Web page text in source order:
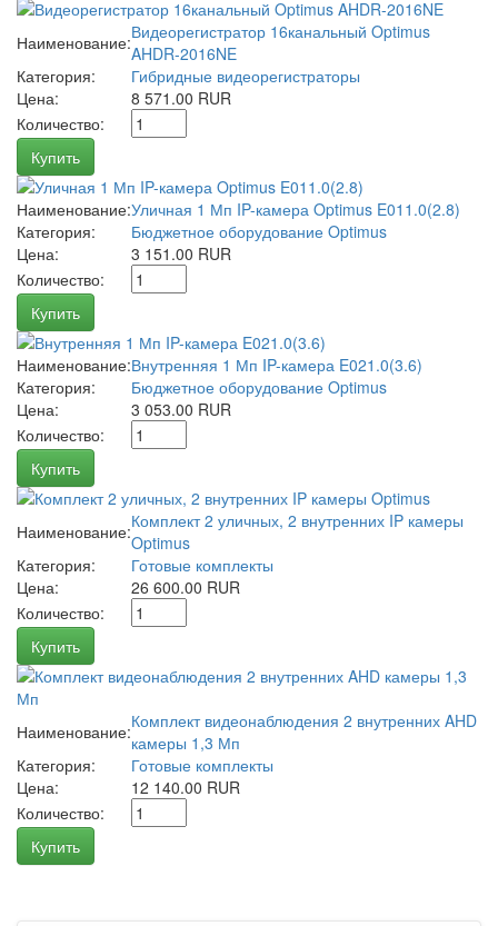
Наименование:Видеорегистратор 16канальный Optimus
AHDR-2016NE
Категория:
Гибридные видеорегистраторы
Цена:
8 571.00 RUR
Количество:
Купить
Наименование:Уличная 1 Мп IP-камера Optimus E011.0(2.8)
Категория:
Бюджетное оборудование Optimus
Цена:
3 151.00 RUR
Количество:
Купить
Наименование:Внутренняя 1 Мп IP-камера E021.0(3.6)
Категория:
Бюджетное оборудование Optimus
Цена:
3 053.00 RUR
Количество:
Купить
Наименование:Комплект 2 уличных, 2 внутренних IP камеры
Optimus
Категория:
Готовые комплекты
Цена:
26 600.00 RUR
Количество:
Купить
Наименование:Комплект видеонаблюдения 2 внутренних AHD
камеры 1,3 Мп
Категория:
Готовые комплекты
Цена:
12 140.00 RUR
Количество:
Купить